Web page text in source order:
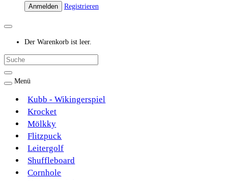
Anmelden
Registrieren
Der Warenkorb ist leer.
Menü
Kubb - Wikingerspiel
Krocket
Mölkky
Flitzpuck
Leitergolf
Shuffleboard
Cornhole